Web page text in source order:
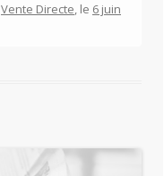
Vente Directe, le 6 juin